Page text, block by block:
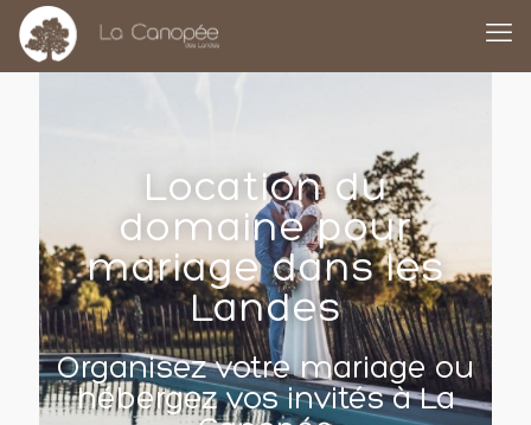
Location du
domaine pour
mariage dans les
Landes
Organisez votre mariage ou
hébergez vos invités à La